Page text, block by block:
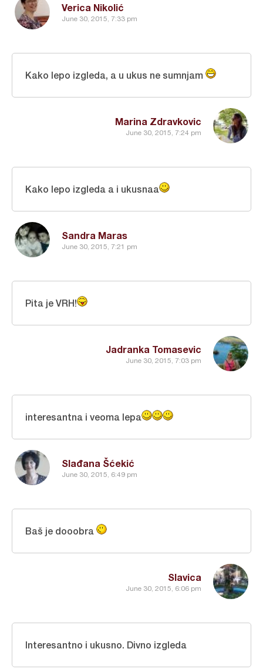
Verica Nikolić
June 30, 2015, 7:33 pm
Marina Zdravkovic
June 30, 2015, 7:24 pm
Kako lepo izgleda, a u ukus ne sumnjam
Sandra Maras
June 30, 2015, 7:21 pm
Kako lepo izgleda a i ukusnaa
Jadranka Tomasevic
June 30, 2015, 7:03 pm
Pita je VRH!
Slađana Šćekić
June 30, 2015, 6:49 pm
interesantna i veoma lepa
Slavica
June 30, 2015, 6:06 pm
Baš je dooobra
Interesantno i ukusno. Divno izgleda